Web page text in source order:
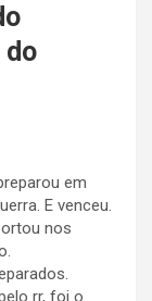
do
em
E venceu.
nos
rr, foi o